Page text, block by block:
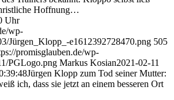
Hoffnung…
Uhr
wp-
Jürgen_Klopp_-e1612392728470.png 505
promisglauben.de/wp-
PGLogo.png Markus Kosian2021-02-11
Jürgen Klopp zum Tod seiner Mutter:
ich, dass sie jetzt an einem besseren Ort